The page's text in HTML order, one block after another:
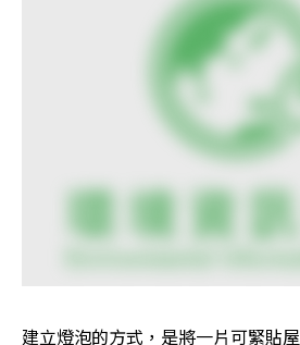
建立燈泡的方式，是將一片可緊貼